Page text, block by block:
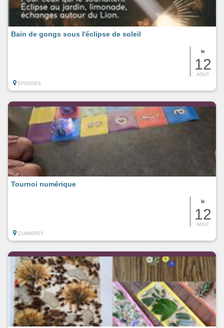
le
12
AOUT
Bain de gongs sous l'éclipse de soleil
EPOISSES
le
12
AOUT
Tournoi numérique
CLAMEREY